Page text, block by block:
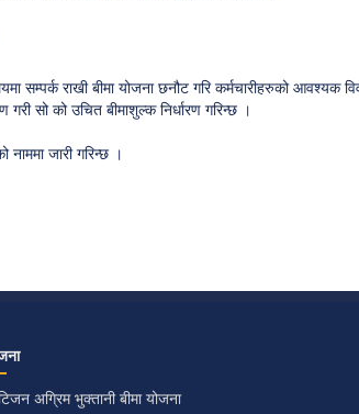
सम्पर्क राखी बीमा योजना छनौट गरि कर्मचारीहरुको आवश्यक
गरी सो को उचित बीमाशुल्क निर्धारण गरिन्छ ।
जारी गरिन्छ ।
अग्रिम भुक्तानी बीमा योजना